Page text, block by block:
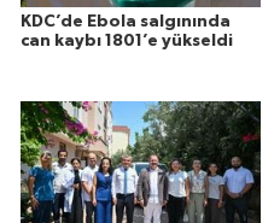
KDC’de Ebola salgınında
can kaybı 1801’e yükseldi